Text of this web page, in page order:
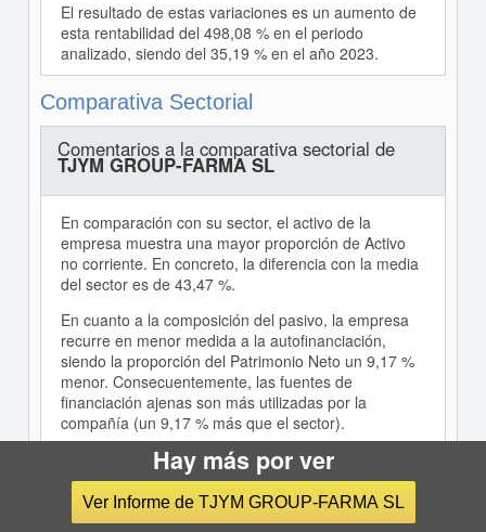
El resultado de estas variaciones es un aumento de
esta rentabilidad del 498,08 % en el periodo
analizado, siendo del 35,19 % en el año 2023.
Comparativa Sectorial
Comentarios a la comparativa sectorial de
TJYM GROUP-FARMA SL
En comparación con su sector, el activo de la
empresa muestra una mayor proporción de Activo
no corriente. En concreto, la diferencia con la media
del sector es de 43,47 %.
En cuanto a la composición del pasivo, la empresa
recurre en menor medida a la autofinanciación,
siendo la proporción del Patrimonio Neto un 9,17 %
menor. Consecuentemente, las fuentes de
financiación ajenas son más utilizadas por la
compañía (un 9,17 % más que el sector).
La proporción que suponen las ventas sobre los
ingresos totales de explotación en la empresa es
igual a 91,09 %, un 7,73 % menor que en el sector.
Hay más por ver
Ver Informe de TJYM GROUP-FARMA SL